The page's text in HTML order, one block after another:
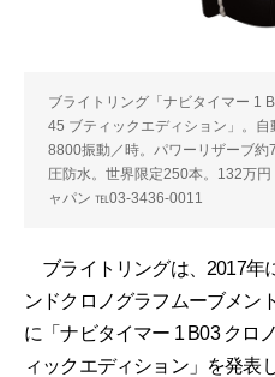
ブライトリング「ナビタイマー 1
45 ブティックエディション」。
8800振動／時。パワーリザーブ
圧防水。世界限定250本。132万
ャパン ℡03-3436-0011
ブライトリングは、2017年
ンドクロノグラフムーブメン
に「ナビタイマー 1 B03 クロ
ィックエディション」を発表